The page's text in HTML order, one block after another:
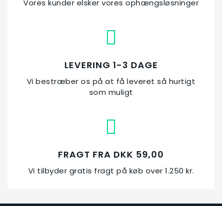
Vores kunder elsker vores ophængsløsninger
LEVERING 1-3 DAGE
Vi bestræber os på at få leveret så hurtigt
som muligt
FRAGT FRA DKK 59,00
Vi tilbyder gratis fragt på køb over 1.250 kr.